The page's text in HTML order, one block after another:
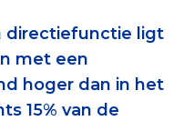
doelen
directiefunctie ligt
met een
hoger dan in het
15% van de